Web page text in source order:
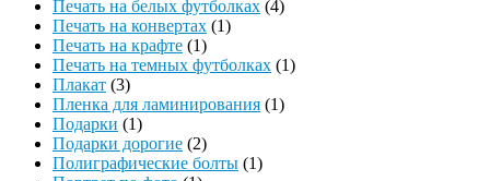
Печать на белых футболках (4)
Печать на конвертах (1)
Печать на крафте (1)
Печать на темных футболках (1)
Плакат (3)
Пленка для ламинирования (1)
Подарки (1)
Подарки дорогие (2)
Полиграфические болты (1)